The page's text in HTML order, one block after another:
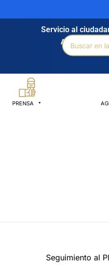
Agendamiento
Servicio al
Buscar
por:
PRENSA
Seguimiento al